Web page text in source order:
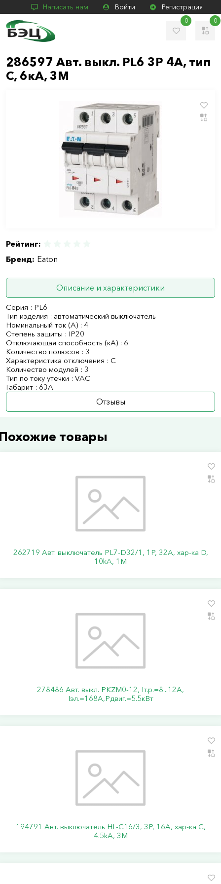
Написать нам Войти Регистрация
0 0
286597 Авт. выкл. PL6 3P 4А, тип
C, 6кА, 3M
Рейтинг:
Бренд: Eaton
Описание и характеристики
Серия : PL6
Тип изделия : автоматический выключатель
Номинальный ток (А) : 4
Степень защиты : IP20
Отключающая способность (кА) : 6
Количество полюсов : 3
Характеристика отключения : C
Количество модулей : 3
Тип по току утечки : VAC
Габарит : 63А
Отзывы
товары
262719 Авт. выключатель PL7-D32/1, 1P, 32A, хар-ка D,
10kA, 1M
278486 Авт. выкл. PKZM0-12, Iт.р.=8...12А,
Iэл.=168А,Pдвиг.=5.5кВт
194791 Авт. выключатель HL-C16/3, 3P, 16A, хар-ка C,
4.5kA, 3M